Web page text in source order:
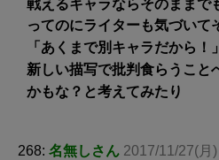
戦えるキャラならそのままで
ってのにライターも気づいて
「あくまで別キャラだから！
新しい描写で批判食らうこと
かもな？と考えてみたり
268: 名無しさん 2017/11/27(月